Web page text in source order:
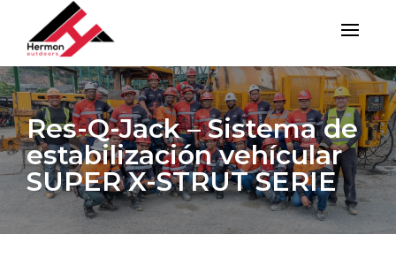
Res-Q-Jack – Sistema de
estabilización vehícular
SUPER X-STRUT SERIE